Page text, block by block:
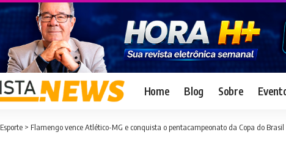
Home Blog Sobre
Esporte > Flamengo vence Atlético-MG e conquista o pentacampeonato da Copa do Brasil